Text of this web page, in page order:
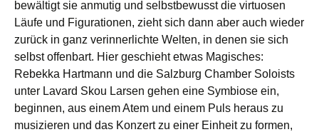
bewältigt sie anmutig und selbstbewusst die virtuosen
Läufe und Figurationen, zieht sich dann aber auch wieder
zurück in ganz verinnerlichte Welten, in denen sie sich
selbst offenbart. Hier geschieht etwas Magisches:
Rebekka Hartmann und die Salzburg Chamber Soloists
unter Lavard Skou Larsen gehen eine Symbiose ein,
beginnen, aus einem Atem und einem Puls heraus zu
musizieren und das Konzert zu einer Einheit zu formen,